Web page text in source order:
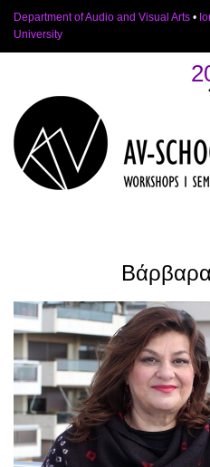
Department of Audio and Visual Arts •
University
Βάρβαρα